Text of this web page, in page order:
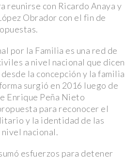
reunirse con Ricardo Anaya y
Obrador con el fin de
por la Familia es una red de
a nivel nacional que dicen
la concepción y la familia
surgió en 2016 luego de
Enrique Peña Nieto
para reconocer el
y la identidad de las
nacional.
esfuerzos para detener
ACTUALIDAD